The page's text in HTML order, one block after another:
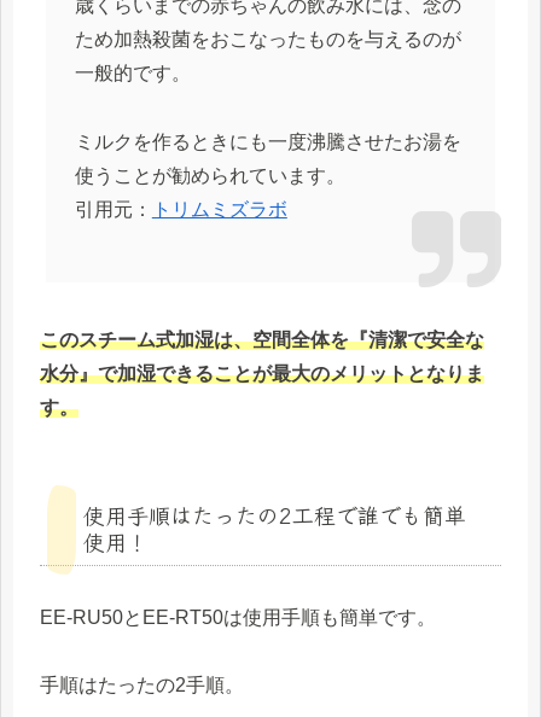
歳くらいまでの赤ちゃんの飲み水には、念の
ため加熱殺菌をおこなったものを与えるのが
一般的です。
ミルクを作るときにも一度沸騰させたお湯を
使うことが勧められています。
引用元：
トリムミズラボ
このスチーム式加湿は、空間全体を『清潔で安全な
水分』で加湿できることが最大のメリットとなりま
す。
使用手順はたったの2工程で誰でも簡単
使用！
EE-RU50とEE-RT50は使用手順も簡単です。
手順はたったの2手順。